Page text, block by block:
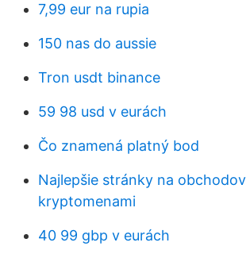
7,99 eur na rupia
150 nas do aussie
Tron usdt binance
59 98 usd v eurách
Čo znamená platný bod
Najlepšie stránky na
kryptomenami
40 99 gbp v eurách